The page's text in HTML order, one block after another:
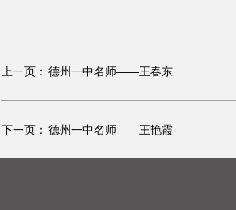
上一页： 德州一中名师——王春东
下一页： 德州一中名师——王艳霞